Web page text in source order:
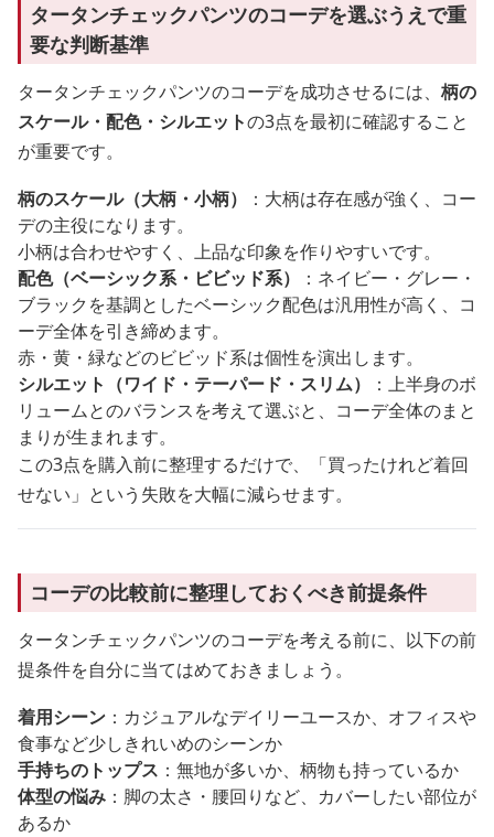
タータンチェックパンツのコーデを選ぶうえで重
要な判断基準
タータンチェックパンツのコーデを成功させるには、 柄の
スケール・配色・シルエットの3点を最初に確認すること
が重要です。
柄のスケール（大柄・小柄）
：大柄は存在感が強く、コー
デの主役になります。
小柄は合わせやすく、上品な印象を作りやすいです。
配色（ベーシック系・ビビッド系）
：ネイビー・グレー・
ブラックを基調としたベーシック配色は汎用性が高く、コ
ーデ全体を引き締めます。
赤・黄・緑などのビビッド系は個性を演出します。
シルエット（ワイド・テーパード・スリム）
：上半身のボ
リュームとのバランスを考えて選ぶと、コーデ全体のまと
まりが生まれます。
この3点を購入前に整理するだけで、「買ったけれど着回
せない」という失敗を大幅に減らせます。
コーデの比較前に整理しておくべき前提条件
タータンチェックパンツのコーデを考える前に、以下の前
提条件を自分に当てはめておきましょう。
着用シーン ：カジュアルなデイリーユースか、オフィスや
食事など少しきれいめのシーンか
手持ちのトップス ：無地が多いか、柄物も持っているか
体型の悩み ：脚の太さ・腰回りなど、カバーしたい部位が
あるか